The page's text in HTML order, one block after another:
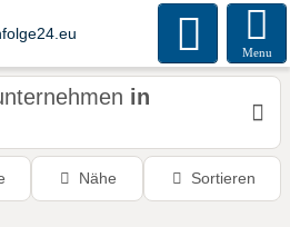
Menu
in
Nähe Sortieren